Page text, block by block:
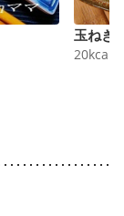
玉ねぎ
20kcal